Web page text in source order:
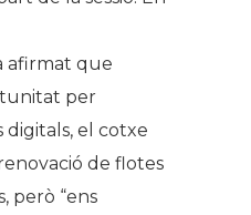
afirmat que
per
el cotxe
de flotes
però “ens